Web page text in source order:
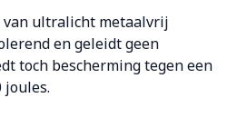
van ultralicht metaalvrij
en geleidt geen
toch bescherming tegen een
joules.